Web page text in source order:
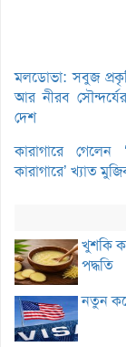
মলডোভা: সবুজ
আর নীরব
দেশ
কারাগারে গেলেন
কারাগারে’ খ্যাত
খুশকি
পদ্ধতি
নতুন